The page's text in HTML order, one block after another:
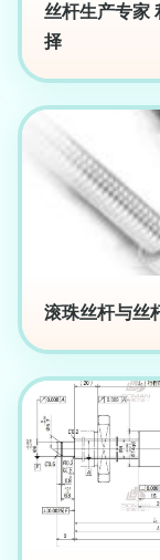
丝杆生产专家
择
滚珠丝杆与丝